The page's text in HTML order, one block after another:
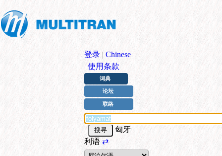
登录 | Chinese
| 使用条款
词典
论坛
联络
匈牙
利语⇄